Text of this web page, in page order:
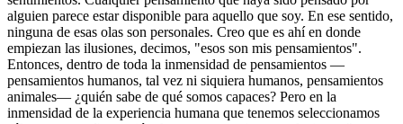
alguien parece estar disponible para aquello que soy. En ese sentido,
ninguna de esas olas son personales. Creo que es ahí en donde
empiezan las ilusiones, decimos, "esos son mis pensamientos".
Entonces, dentro de toda la inmensidad de pensamientos —
pensamientos humanos, tal vez ni siquiera humanos, pensamientos
animales— ¿quién sabe de qué somos capaces? Pero en la
inmensidad de la experiencia humana que tenemos seleccionamos